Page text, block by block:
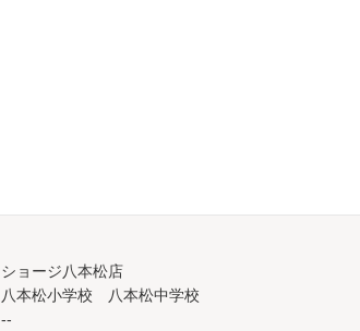
ショージ八本松店
八本松小学校 八本松中学校
--